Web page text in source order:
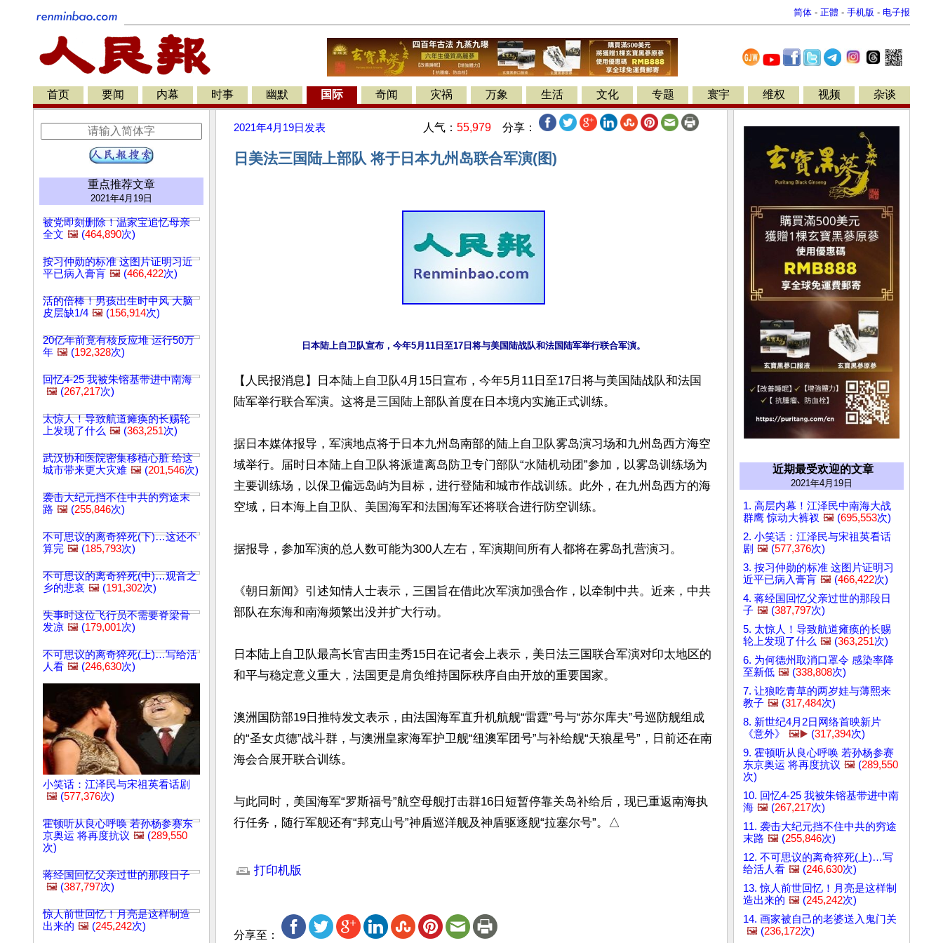
简体 - 正體 - 手机版 - 电子报
首页 要闻 内幕 时事 幽默 国际 奇闻 灾祸 万象 生活 文化 专题 寰宇 维权 视频 杂谈
重点推荐文章
2021年4月19日
被党即刻删除！温家宝追忆母亲
全文 🖼️ (464,890次)
按习仲勋的标准 这图片证明习近
平已病入膏肓 🖼️ (466,422次)
活的倍棒！男孩出生时中风 大脑
皮层缺1/4 🖼️ (156,914次)
20亿年前竟有核反应堆 运行50万
年 🖼️ (192,328次)
回忆4-25 我被朱镕基带进中南海
🖼️ (267,217次)
太惊人！导致航道瘫痪的长赐轮
上发现了什么 🖼️ (363,251次)
武汉协和医院密集移植心脏 给这
城市带来更大灾难 🖼️ (201,546次)
袭击大纪元挡不住中共的穷途末
路 🖼️ (255,846次)
不可思议的离奇猝死(下)…这还不
算完 🖼️ (185,793次)
不可思议的离奇猝死(中)…观音之
乡的悲哀 🖼️ (191,302次)
失事时这位飞行员不需要脊梁骨
发凉 🖼️ (179,001次)
不可思议的离奇猝死(上)…写给活
人看 🖼️ (246,630次)
小笑话：江泽民与宋祖英看话剧
🖼️ (577,376次)
霍顿听从良心呼唤 若孙杨参赛东
京奥运 将再度抗议 🖼️ (289,550
次)
蒋经国回忆父亲过世的那段日子
🖼️ (387,797次)
惊人前世回忆！月亮是这样制造
出来的 🖼️ (245,242次)
2021年4月19日 发表 人气： 55,979 分享：
日美法三国陆上部队 将于日本九州岛联合军演(图)
【人民报消息】日本陆上自卫队4月15日宣布，今年5月11日至17日将与美国陆战队和法国
陆军举行联合军演。这将是三国陆上部队首度在日本境内实施正式训练。
据日本媒体报导，军演地点将于日本九州岛南部的陆上自卫队雾岛演习场和九州岛西方海空
域举行。届时日本陆上自卫队将派遣离岛防卫专门部队“水陆机动团”参加，以雾岛训练场为
主要训练场，以保卫偏远岛屿为目标，进行登陆和城市作战训练。此外，在九州岛西方的海
空域，日本海上自卫队、美国海军和法国海军还将联合进行防空训练。
据报导，参加军演的总人数可能为300人左右，军演期间所有人都将在雾岛扎营演习。
《朝日新闻》引述知情人士表示，三国旨在借此次军演加强合作，以牵制中共。近来，中共
部队在东海和南海频繁出没并扩大行动。
日本陆上自卫队最高长官吉田圭秀15日在记者会上表示，美日法三国联合军演对印太地区的
和平与稳定意义重大，法国更是肩负维持国际秩序自由开放的重要国家。
澳洲国防部19日推特发文表示，由法国海军直升机航舰“雷霆”号与“苏尔库夫”号巡防舰组成
的“圣女贞德”战斗群，与澳洲皇家海军护卫舰“纽澳军团号”与补给舰“天狼星号”，日前还在南
海会合展开联合训练。
与此同时，美国海军“罗斯福号”航空母舰打击群16日短暂停靠关岛补给后，现已重返南海执
行任务，随行军舰还有“邦克山号”神盾巡洋舰及神盾驱逐舰“拉塞尔号”。△
打印机版
分享至：
近期最受欢迎的文章
2021年4月19日
1. 高层内幕！江泽民中南海大战
群鹰 惊动大裤衩 🖼️ (695,553次)
2. 小笑话：江泽民与宋祖英看话
剧 🖼️ (577,376次)
3. 按习仲勋的标准 这图片证明习
近平已病入膏肓 🖼️ (466,422次)
4. 蒋经国回忆父亲过世的那段日
子 🖼️ (387,797次)
5. 太惊人！导致航道瘫痪的长赐
轮上发现了什么 🖼️ (363,251次)
6. 为何德州取消口罩令 感染率降
至新低 🖼️ (338,808次)
7. 让狼吃青草的两岁娃与薄熙来
教子 🖼️ (317,484次)
8. 新世纪4月2日网络首映新片
《意外》
🖼️▶️ (317,394次)
9. 霍顿听从良心呼唤 若孙杨参赛
东京奥运 将再度抗议 🖼️ (289,550
次)
10. 回忆4-25 我被朱镕基带进中南
海 🖼️ (267,217次)
11. 袭击大纪元挡不住中共的穷途
末路 🖼️ (255,846次)
12. 不可思议的离奇猝死(上)…写
给活人看 🖼️ (246,630次)
13. 惊人前世回忆！月亮是这样制
造出来的 🖼️ (245,242次)
14. 画家被自己的老婆送入鬼门关
🖼️ (236,172次)